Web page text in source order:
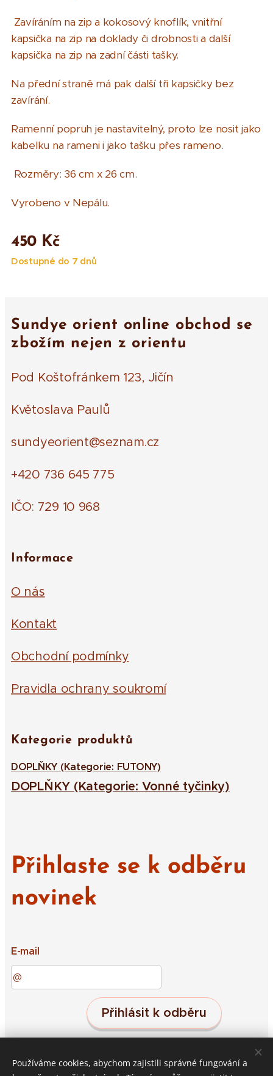
Zavíráním na zip a kokosový knoflík, vnitřní
kapsička na zip na doklady či drobnosti a další
kapsička na zip na zadní části tašky.
Na přední straně má pak další tři kapsičky bez
zavírání.
Ramenní popruh je nastavitelný, proto lze nosit jako
kabelku na rameni i jako tašku přes rameno.
Rozměry: 36 cm x 26 cm.
Vyrobeno v Nepálu.
450 Kč
Dostupné do 7 dnů
Sundye orient online obchod se
zbožím nejen z orientu
Pod Koštofránkem 123, Jičín
Květoslava Paulů
sundyeorient@seznam.cz
+420 736 645 775
IČO: 729 10 968
Informace
O nás
Kontakt
Obchodní podmínky
Pravidla ochrany soukromí
Kategorie produktů
DOPLŇKY (Kategorie: FUTONY)
DOPLŇKY (Kategorie: Vonné tyčinky)
Přihlaste se k odběru
novinek
E-mail
Přihlásit k odběru
Střeleč 19, Jičín, 50601 Cookies
Používáme cookies, abychom zajistili správné fungování a